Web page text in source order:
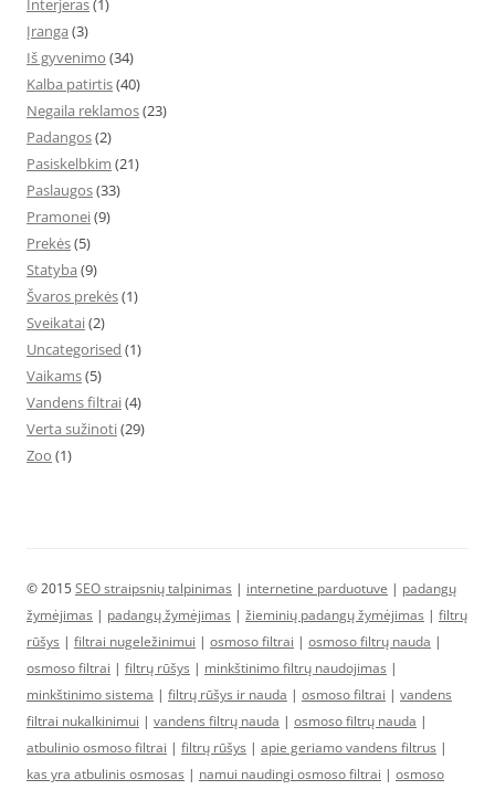
Interjeras(1)
Įranga (3)
Iš gyvenimo (34)
Kalba patirtis(40)
Negaila reklamos(23)
Padangos(2)
Pasiskelbkim (21)
Paslaugos(33)
Pramonei(9)
Prekės(5)
Statyba (9)
Švaros prekės(1)
Sveikatai(2)
Uncategorised (1)
Vaikams(5)
Vandens filtrai(4)
Verta sužinoti(29)
Zoo (1)
© 2015SEO straipsnių talpinimas | internetine parduotuve | padangų
žymėjimas | padangų žymėjimas | žieminių padangų žymėjimas | filtrų
rūšys | filtrai nugeležinimui | osmoso filtrai | osmoso filtrų nauda |
osmoso filtrai | filtrų rūšys | minkštinimo filtrų naudojimas |
minkštinimo sistema | filtrų rūšys ir nauda | osmoso filtrai | vandens
filtrai nukalkinimui | vandens filtrų nauda | osmoso filtrų nauda |
atbulinio osmoso filtrai | filtrų rūšys | apie geriamo vandens filtrus |
kas yra atbulinis osmosas | namui naudingi osmoso filtrai | osmoso